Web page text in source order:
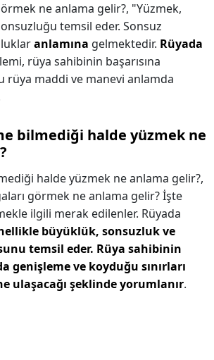
ne anlama gelir?, "Yüzmek,
temsil eder. Sonsuz
anlamına gelmektedir. Rüyada
rüya sahibinin başarısına
rüya maddi ve manevi anlamda
bilmediği halde yüzmek ne
halde yüzmek ne anlama gelir?,
görmek ne anlama gelir? İşte
ilgili merak edilenler. Rüyada
büyüklük, sonsuzluk ve
temsil eder. Rüya sahibinin
genişleme ve koyduğu sınırları
ulaşacağı şeklinde yorumlanır.